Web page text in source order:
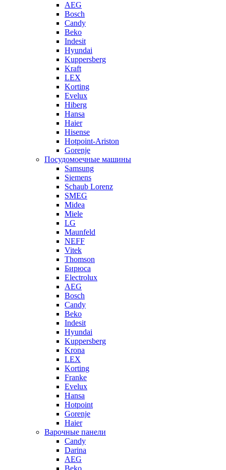
AEG
Bosch
Candy
Beko
Indesit
Hyundai
Kuppersberg
Kraft
LEX
Korting
Evelux
Hiberg
Hansa
Haier
Hisense
Hotpoint-Ariston
Gorenje
Посудомоечные машины
Samsung
Siemens
Schaub Lorenz
SMEG
Midea
Miele
LG
Maunfeld
NEFF
Vitek
Thomson
Бирюса
Electrolux
AEG
Bosch
Candy
Beko
Indesit
Hyundai
Kuppersberg
Krona
LEX
Korting
Franke
Evelux
Hansa
Hotpoint
Gorenje
Haier
Варочные панели
Candy
Darina
AEG